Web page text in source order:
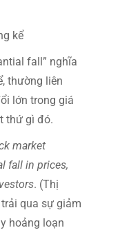
kể
fall” nghĩa
thường liên
lớn trong giá
thứ gì đó.
market
fall in prices,
. (Thị
qua sự giảm
hoảng loạn